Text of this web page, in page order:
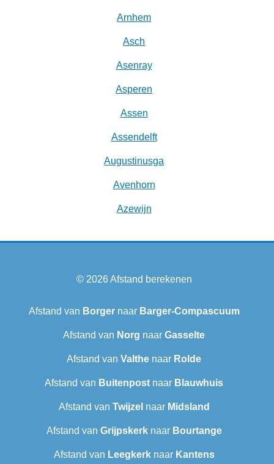
Arnhem
Asch
Asenray
Asperen
Assen
Assendelft
Augustinusga
Avenhorn
Azewijn
© 2026Afstand berekenen
Afstand van Borgernaar Barger-Compascuum
Afstand van Norg naar Gasselte
Afstand van Valthe naar Rolde
Afstand van Buitenpost naar Blauwhuis
Afstand van Twijzel naar Midsland
Afstand van Grijpskerknaar Bourtange
Afstand van Leegkerknaar Kantens